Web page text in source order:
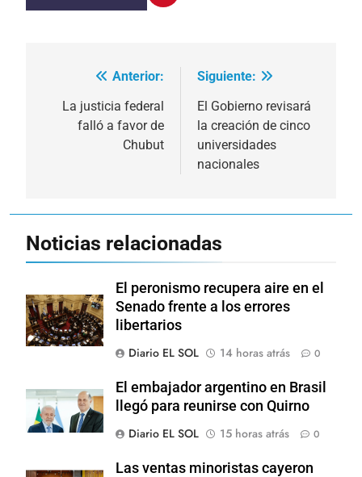
Navegación
Anterior:
La justicia federal
falló a favor de
Chubut
Siguiente:
El Gobierno revisará
la creación de cinco
universidades
nacionales
Noticias relacionadas
El peronismo recupera aire en el
Senado frente a los errores
libertarios
Diario EL SOL
14 horas atrás 0
El embajador argentino en Brasil
llegó para reunirse con Quirno
Diario EL SOL
15 horas atrás 0
Las ventas minoristas cayeron